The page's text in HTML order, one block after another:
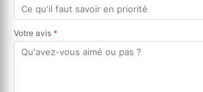
Votre avis *